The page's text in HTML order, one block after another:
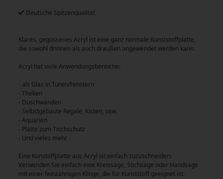
Deutsche Spitzenqualität
Klares, gegossenes Acryl ist eine ganz normale Kunststoffplatte,
die sowohl drinnen als auch draußen angewendet werden kann.
Acryl hat viele Anwendungsbereiche:
- als Glas in Türen/Fenstern
- Theken
- Duschwänden
- Selbstgebaute Regale, Kisten, usw.
- Aquarien
- Platte zum Tischschutz
- Und vieles mehr
Eine Kunstoffplatte aus Acryl ist einfach zuzuschneiden:
Verwenden Sie einfach eine Kreissäge, Stichsäge oder Handsäge
mit einer feinzahnigen Klinge, die für Kunststoff geeignet ist.